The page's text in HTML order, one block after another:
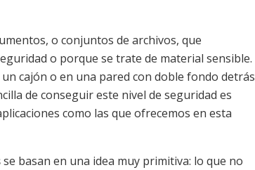
o conjuntos de archivos, que
o porque se trate de material sensible.
cajón o en una pared con doble fondo detrás
de conseguir este nivel de seguridad es
como las que ofrecemos en esta
se basan en una idea muy primitiva: lo que no